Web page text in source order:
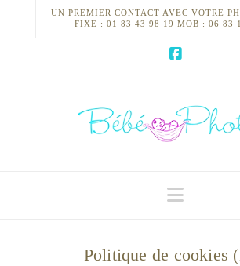
UN PREMIER CONTACT AVEC VOTRE
FIXE : 01 83 43 98 19 MOB : 06 83
Politique de cookies